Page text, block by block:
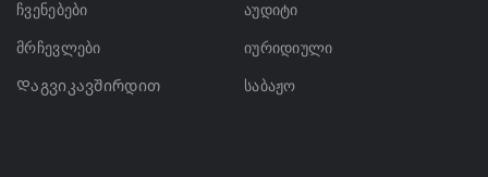
ჩვენებები
მრჩევლები
Დაგვიკავშირდით
აუდიტი
იურიდიული
საბაჟო